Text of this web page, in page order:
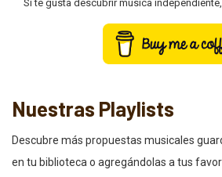
Si te gusta descubrir música
Nuestras Playlists
Descubre más propuestas musicales
en tu biblioteca o agregándolas a tus